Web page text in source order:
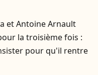
et Antoine Arnault
la troisième fois :
pour qu'il rentre